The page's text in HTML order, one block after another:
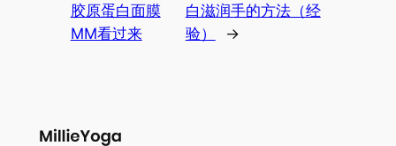
胶原蛋白面膜
MM看过来
白滋润手的方法（经
验）
→